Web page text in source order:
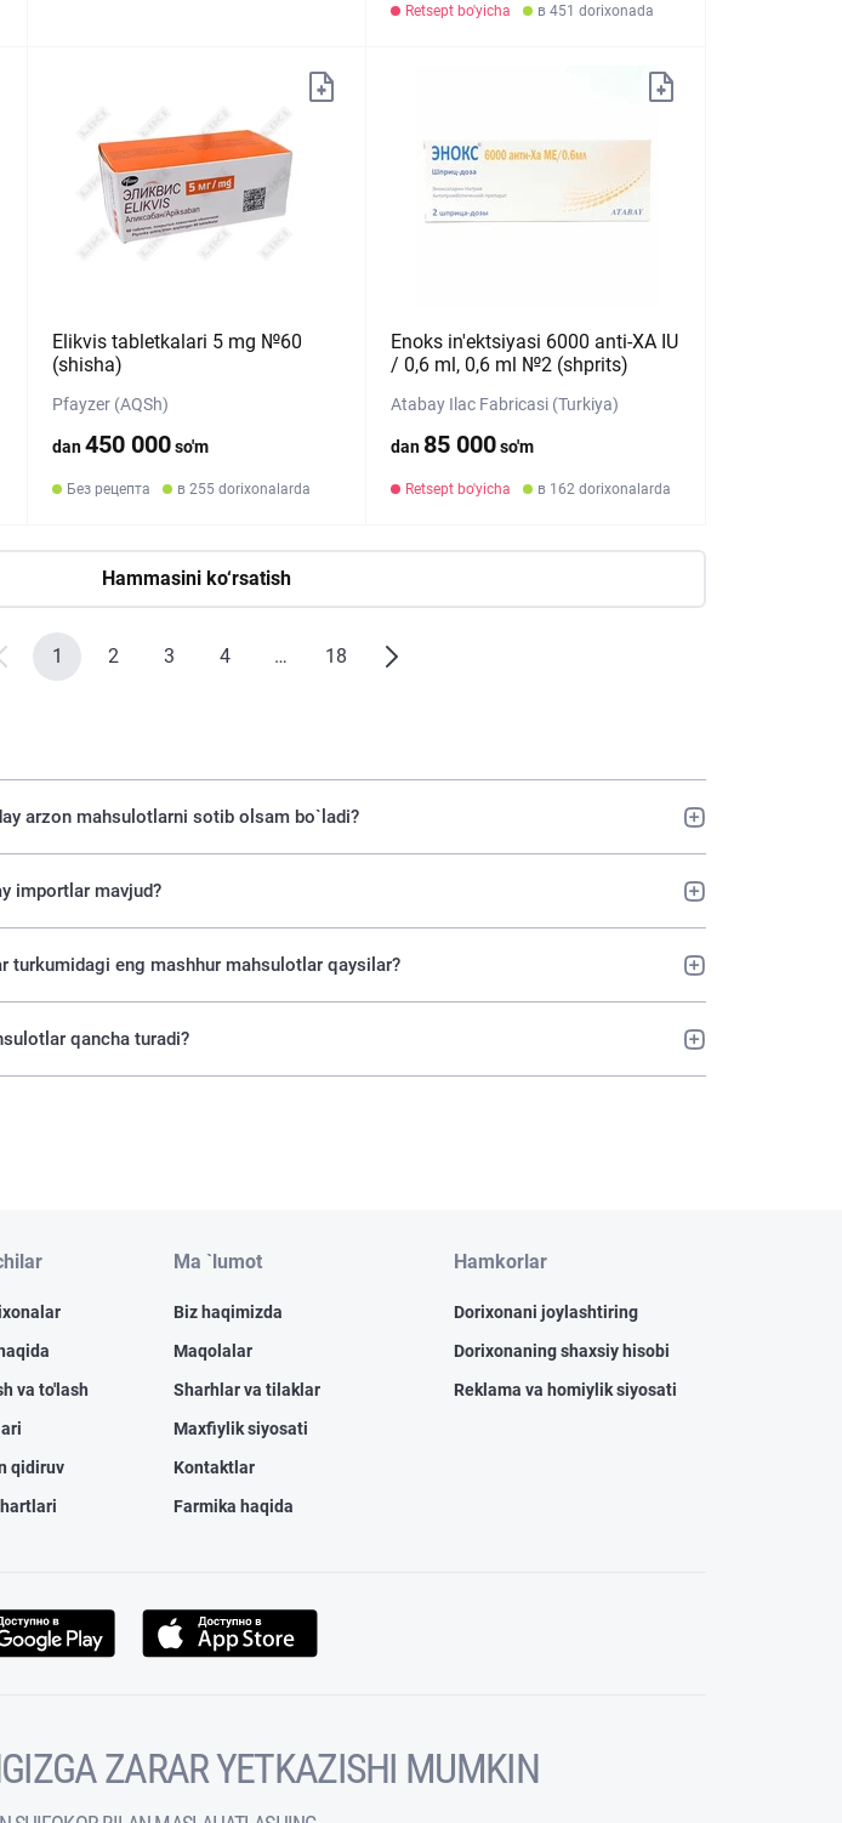
Retsept bo'yicha в 451 dorixonada
Elikvis tabletkalari 5 mg №60
(shisha)
Pfayzer (AQSh)
dan450 000so'm
Без рецепта в 255 dorixonalarda
Enoks in'ektsiyasi 6000 anti-XA IU
/ 0,6 ml, 0,6 ml №2 (shprits)
Atabay Ilac Fabricasi (Turkiya)
dan 85 000so'm
Retsept bo'yicha в 162 dorixonalarda
Hammasini ko‘rsatish
1 2 3 4 … 18
arzon mahsulotlarni sotib olsam bo`ladi?
importlar mavjud?
turkumidagi eng mashhur mahsulotlar qaysilar?
qancha turadi?
va to'lash
qidiruv
Ma `lumot
Biz haqimizda
Maqolalar
Sharhlar va tilaklar
Maxfiylik siyosati
Kontaktlar
Farmika haqida
Hamkorlar
Dorixonani joylashtiring
Dorixonaning shaxsiy hisobi
Reklama va homiylik siyosati
ZARAR YETKAZISHI MUMKIN